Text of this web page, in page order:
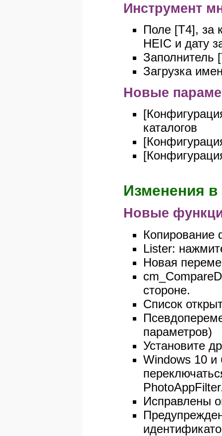
Инструмент
Поле [T4], за
HEIC и дату
Заполнитель
Загрузка
Новые
каталогов
Изменения в
Новые
Копирование
Lister:
Новая
стороне.
Список
параметров)
Установите
Windows 10 и
Исправлены